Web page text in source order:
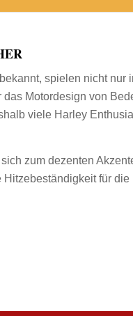
spielen nicht nur
Motordesign von
viele Harley
zum dezenten
für